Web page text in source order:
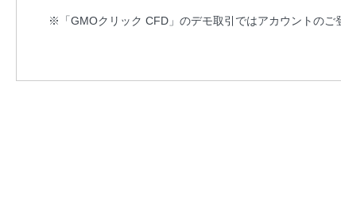
※「GMOクリック CFD」のデモ取引ではアカウントのご